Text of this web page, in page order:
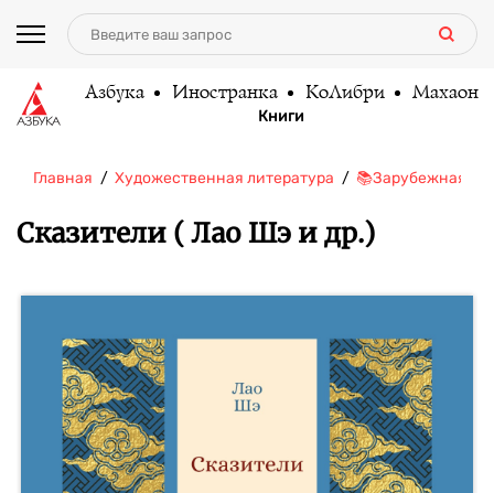
Азбука Иностранка КоЛибри Махаон
Книги
Главная Художественная литература 📚Зарубежная
Сказители ( Лао Шэ и др.)